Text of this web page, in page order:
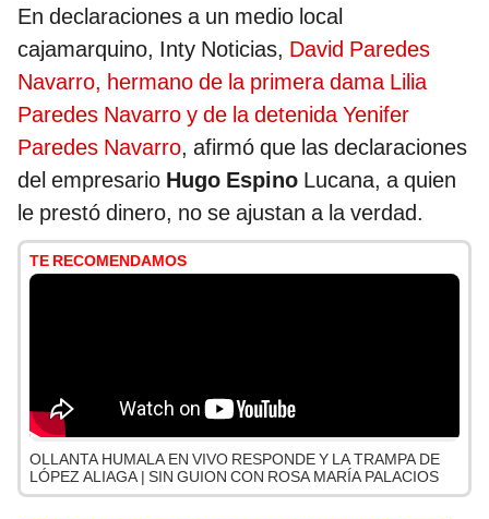
En declaraciones a un medio local
cajamarquino, Inty Noticias, David Paredes
Navarro, hermano de la primera dama Lilia
Paredes Navarro y de la detenida Yenifer
Paredes Navarro, afirmó que las declaraciones
del empresario Hugo Espino Lucana, a quien
le prestó dinero, no se ajustan a la verdad.
TE RECOMENDAMOS
OLLANTA HUMALA EN VIVO RESPONDE Y LA TRAMPA DE
LÓPEZ ALIAGA | SIN GUION CON ROSA MARÍA PALACIOS